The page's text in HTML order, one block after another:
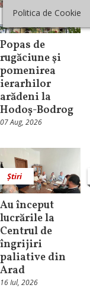
Politica de Cookie
Știri
Popas de
rugăciune şi
pomenirea
ierarhilor
arădeni la
Hodoș-Bodrog
07 Aug, 2026
Știri
Au început
lucrările la
Centrul de
îngrijiri
paliative din
Arad
16 Iul, 2026